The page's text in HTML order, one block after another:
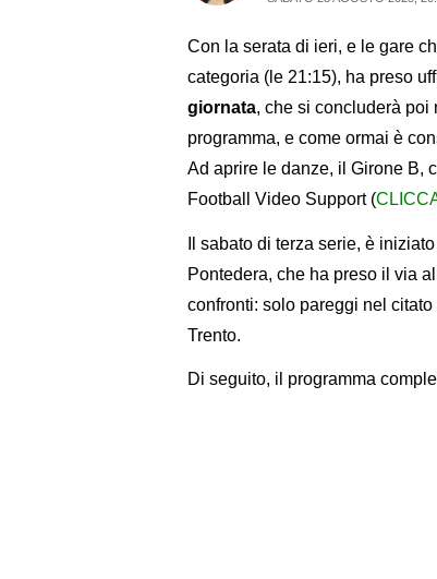
Con la serata di ieri, e le gare
categoria (le 21:15), ha preso
giornata, che si concluderà poi
programma, e come ormai è
Ad aprire le danze, il Girone B,
Football Video Support (
Il sabato di terza serie, è
Pontedera, che ha preso il via
confronti: solo pareggi nel
Trento.
Di seguito, il programma